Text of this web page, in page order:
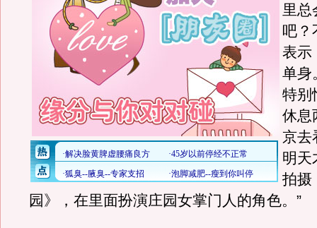
里总
吧？
表示
单身
特别
休息
京去
明天
拍摄
园》，在里面扮演庄园女掌门人的角色。”